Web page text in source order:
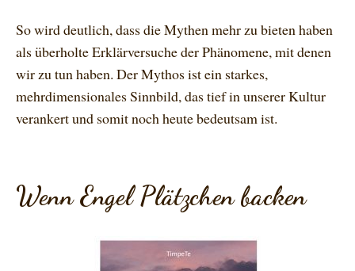
So wird deutlich, dass die Mythen mehr zu bieten haben
als überholte Erklärversuche der Phänomene, mit denen
wir zu tun haben. Der Mythos ist ein starkes,
mehrdimensionales Sinnbild, das tief in unserer Kultur
verankert und somit noch heute bedeutsam ist.
Wenn Engel Plätzchen backen